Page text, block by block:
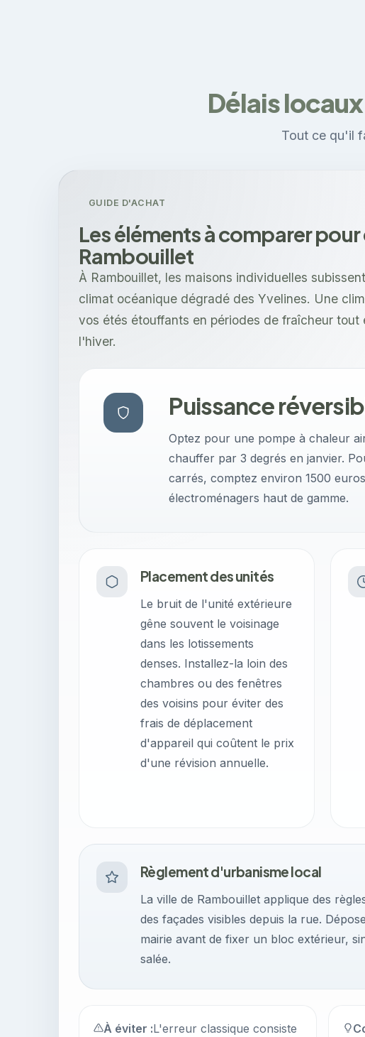
Délais
Tout ce qu'il
GUIDE D'ACHAT
Les éléments à comparer
Rambouillet
À Rambouillet, les maisons individuelles
climat océanique dégradé des Yvelines. Une
vos étés étouffants en périodes de fraîcheur
l'hiver.
Puissance
Optez pour une pompe à chaleur
chauffer par 3 degrés en janvier.
carrés, comptez environ 1500
électroménagers haut de gamme.
Placement des unités
Le bruit de l'unité extérieure
gêne souvent le voisinage
dans les lotissements
denses. Installez-la loin des
chambres ou des fenêtres
des voisins pour éviter des
frais de déplacement
d'appareil qui coûtent le prix
d'une révision annuelle.
Règlement d'urbanisme local
La ville de Rambouillet applique des
des façades visibles depuis la rue.
mairie avant de fixer un bloc extérieur,
salée.
À éviter :L'erreur classique consiste